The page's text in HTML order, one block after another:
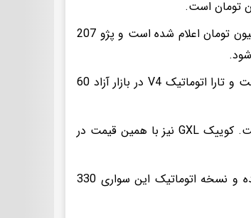
قیمت سورن پلاس بنزینی از سوی فروشندگان یک میلیارد و 560 میلیون تومان اعلام شده است و پژو 207
قیمت دناپلاس اتوماتیک آپشنال دو میلیارد و 600 میلیون تومان است و تارا اتوماتیک V4 در بازار آزاد 60
قیمت ساینا S دنده‌ای در بازار خودرو، یک میلیارد و 210 تومان است. کوییک GXL نیز با همین قیمت در
سهند S با بهای یک میلیارد و 370 میلیون تومان در بازار عرضه شده و نسخه اتوماتیک این سواری 330